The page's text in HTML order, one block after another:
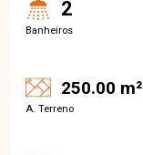
2
Banheiros
250.00 m²
A. Terreno